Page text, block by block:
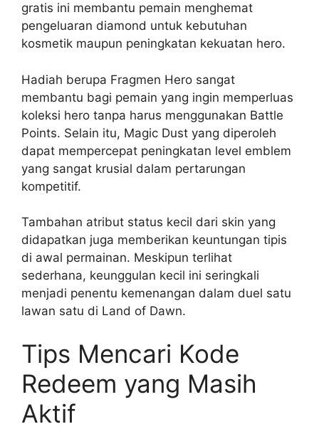
gratis ini membantu pemain menghemat
pengeluaran diamond untuk kebutuhan
kosmetik maupun peningkatan kekuatan hero.
Hadiah berupa Fragmen Hero sangat
membantu bagi pemain yang ingin memperluas
koleksi hero tanpa harus menggunakan Battle
Points. Selain itu, Magic Dust yang diperoleh
dapat mempercepat peningkatan level emblem
yang sangat krusial dalam pertarungan
kompetitif.
Tambahan atribut status kecil dari skin yang
didapatkan juga memberikan keuntungan tipis
di awal permainan. Meskipun terlihat
sederhana, keunggulan kecil ini seringkali
menjadi penentu kemenangan dalam duel satu
lawan satu di Land of Dawn.
Tips Mencari Kode
Redeem yang Masih
Aktif